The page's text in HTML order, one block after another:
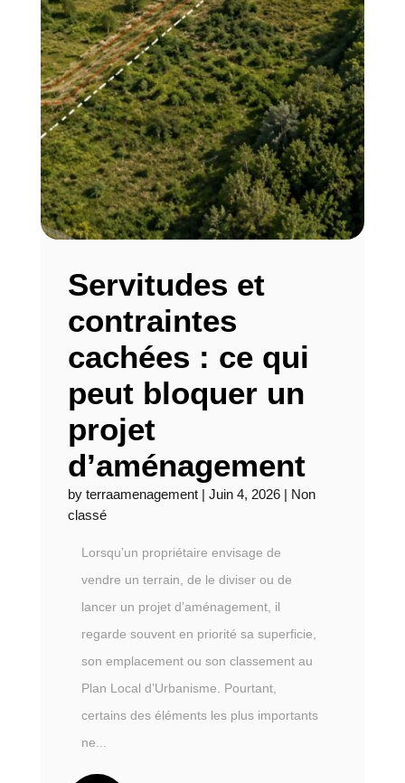
Servitudes et
contraintes
cachées : ce qui
peut bloquer un
projet
d’aménagement
by terraamenagement| Juin 4, 2026| Non
classé
Lorsqu’un propriétaire envisage de
vendre un terrain, de le diviser ou de
lancer un projet d’aménagement, il
regarde souvent en priorité sa superficie,
son emplacement ou son classement au
Plan Local d’Urbanisme. Pourtant,
certains des éléments les plus importants
ne...